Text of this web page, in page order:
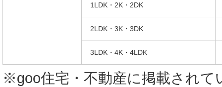
1LDK・2K・2DK
2LDK・3K・3DK
3LDK・4K・4LDK
※goo住宅・不動産に掲載されて